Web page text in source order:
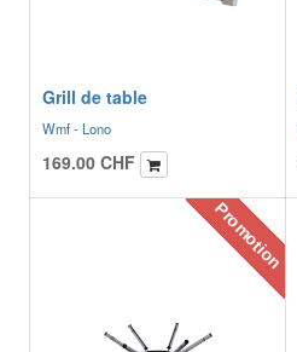
Grill de table
Wmf - Lono
169.00CHF
Promotion